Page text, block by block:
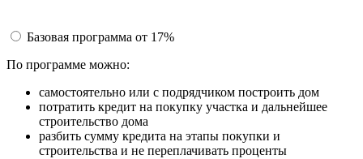
Базовая программа от 17%
По программе можно:
самостоятельно или с подрядчиком построить дом
потратить кредит на покупку участка и дальнейшее
строительство дома
разбить сумму кредита на этапы покупки и
строительства и не переплачивать проценты